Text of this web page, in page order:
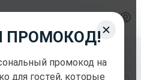
ПРОМОКОД!
промокод на
для гостей, которые